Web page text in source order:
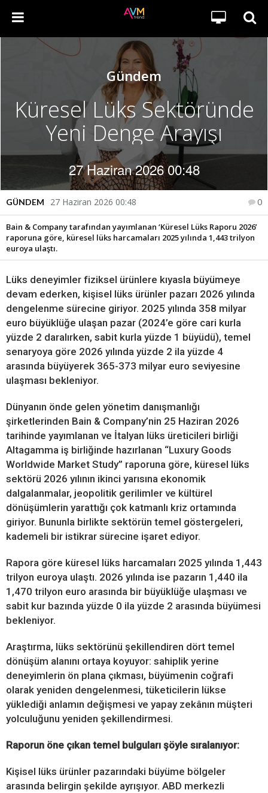
Gündem
Küresel Lüks Sektöründe
Yeni Denge Arayışı
27 Haziran 2026 00:48
GÜNDEM 27 Haziran 2026 00:48 0
Bain & Company tarafından yayımlanan ‘Küresel Lüks Raporu 2026’
raporuna göre, küresel lüks harcamaları 2025 yılında 1,443 trilyon
euroya ulaştı.
Lüks deneyimler fiziksel ürünlere kıyasla büyümeye
devam ederken, kişisel lüks ürünler pazarı 2026 yılında
dengelenme sürecine giriyor. 2025 yılında 358 milyar
euro büyüklüğe ulaşan pazar (2024’e göre cari kurla
yüzde 2 daralırken, sabit kurla yüzde 1 büyüdü), temel
senaryoya göre 2026 yılında yüzde 2 ila yüzde 4
arasında büyüyerek 365-373 milyar euro seviyesine
ulaşması bekleniyor.
Dünyanın önde gelen yönetim danışmanlığı
şirketlerinden Bain & Company’nin 25 Haziran 2026
tarihinde yayımlanan ve İtalyan lüks üreticileri birliği
Altagamma iş birliğinde hazırlanan “Luxury Goods
Worldwide Market Study” raporuna göre, küresel lüks
sektörü 2026 yılının ikinci yarısına ekonomik
dalgalanmalar, jeopolitik gerilimler ve kültürel
dönüşümlerin yarattığı çok katmanlı kriz ortamında
giriyor. Bununla birlikte sektörün temel göstergeleri,
kademeli bir istikrar sürecine işaret ediyor.
Rapora göre küresel lüks harcamaları 2025 yılında 1,443
trilyon euroya ulaştı. 2026 yılında ise pazarın 1,440 ila
1,470 trilyon euro arasında bir büyüklüğe ulaşması ve
sabit kur bazında yüzde 0 ila yüzde 2 arasında büyümesi
bekleniyor.
Araştırma, lüks sektörünü şekillendiren dört temel
dönüşüm alanını ortaya koyuyor: sahiplik yerine
deneyimlerin ön plana çıkması, büyümenin coğrafi
olarak yeniden dengelenmesi, tüketicilerin lükse
yüklediği anlamın değişmesi ve yapay zekânın müşteri
yolculuğunu yeniden şekillendirmesi.
Raporun öne çıkan temel bulguları şöyle sıralanıyor:
Kişisel lüks ürünler pazarındaki büyüme bölgeler
arasında belirgin şekilde ayrışıyor. ABD merkezli